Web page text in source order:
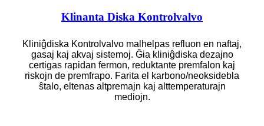
Klinanta Diska Kontrolvalvo
Kliniĝdiska Kontrolvalvo malhelpas refluon en naftaj,
gasaj kaj akvaj sistemoj. Ĝia kliniĝdiska dezajno
certigas rapidan fermon, reduktante premfalon kaj
riskojn de premfrapo. Farita el karbono/neoksidebla
ŝtalo, eltenas altpremajn kaj alttemperaturajn
mediojn.